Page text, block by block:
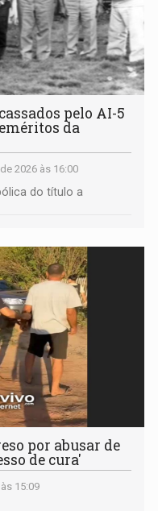
pelo AI-5
da
2026 às 16:00
do título a
por abusar de
de cura'
15:09